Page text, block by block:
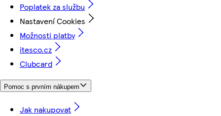
Poplatek za službu
Nastavení Cookies
Možnosti platby
itesco.cz
Clubcard
Pomoc s prvním nákupem
Jak nakupovat